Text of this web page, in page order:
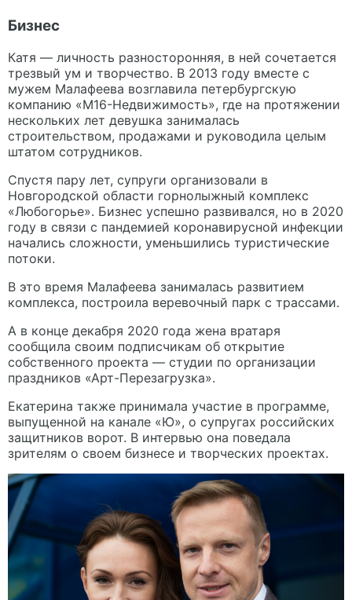
Бизнес
Катя — личность разносторонняя, в ней сочетается
трезвый ум и творчество. В 2013 году вместе с
мужем Малафеева возглавила петербургскую
компанию «М16-Недвижимость», где на протяжении
нескольких лет девушка занималась
строительством, продажами и руководила целым
штатом сотрудников.
Спустя пару лет, супруги организовали в
Новгородской области горнолыжный комплекс
«Любогорье». Бизнес успешно развивался, но в 2020
году в связи с пандемией коронавирусной инфекции
начались сложности, уменьшились туристические
потоки.
В это время Малафеева занималась развитием
комплекса, построила веревочный парк с трассами.
А в конце декабря 2020 года жена вратаря
сообщила своим подписчикам об открытие
собственного проекта — студии по организации
праздников «Арт-Перезагрузка».
Екатерина также принимала участие в программе,
выпущенной на канале «Ю», о супругах российских
защитников ворот. В интервью она поведала
зрителям о своем бизнесе и творческих проектах.